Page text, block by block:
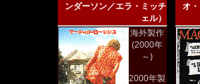
ンダーソン／エラ・ミッチ
ェル）
海外製作
(2000年
～)
2000年製
オ